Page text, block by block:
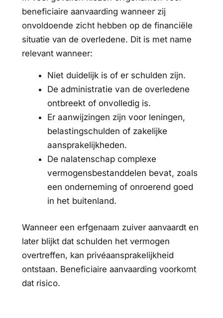
beneficiaire aanvaarding wanneer zij
onvoldoende zicht hebben op de financiële
situatie van de overledene. Dit is met name
relevant wanneer:
Niet duidelijk is of er schulden zijn.
De administratie van de overledene
ontbreekt of onvolledig is.
Er aanwijzingen zijn voor leningen,
belastingschulden of zakelijke
aansprakelijkheden.
De nalatenschap complexe
vermogensbestanddelen bevat, zoals
een onderneming of onroerend goed
in het buitenland.
Wanneer een erfgenaam zuiver aanvaardt en
later blijkt dat schulden het vermogen
overtreffen, kan privéaansprakelijkheid
ontstaan. Beneficiaire aanvaarding voorkomt
dat risico.